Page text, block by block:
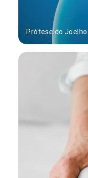
Prótese do Joelho